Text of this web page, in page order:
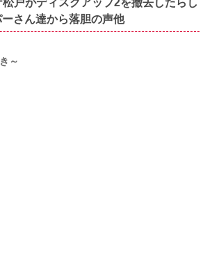
さん達から落胆の声他
～